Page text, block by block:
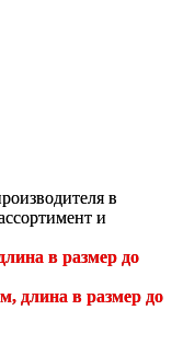
в
и
в размер до
длина в размер до